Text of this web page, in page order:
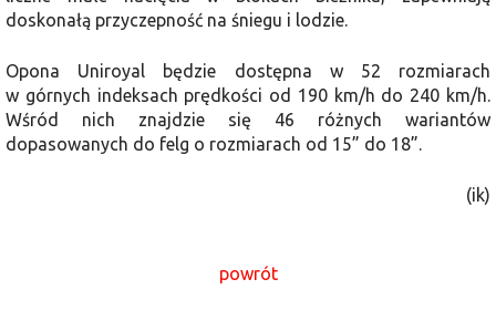
doskonałą przyczepność na śniegu i lodzie.
Opona Uniroyal będzie dostępna w 52 rozmiarach
w górnych indeksach prędkości od 190 km/h do 240 km/h.
Wśród nich znajdzie się 46 różnych wariantów
dopasowanych do felg o rozmiarach od 15” do 18”.
(ik)
powrót